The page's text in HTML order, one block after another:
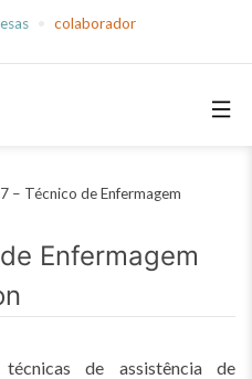
colaborador
– Técnico de Enfermagem
Enfermagem
de assistência de